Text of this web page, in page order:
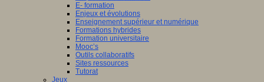
E- formation
Enjeux et évolutions
Enseignement supérieur et numérique
Formations hybrides
Formation universitaire
Mooc’s
Outils collaboratifs
Sites ressources
Tutorat
Jeux